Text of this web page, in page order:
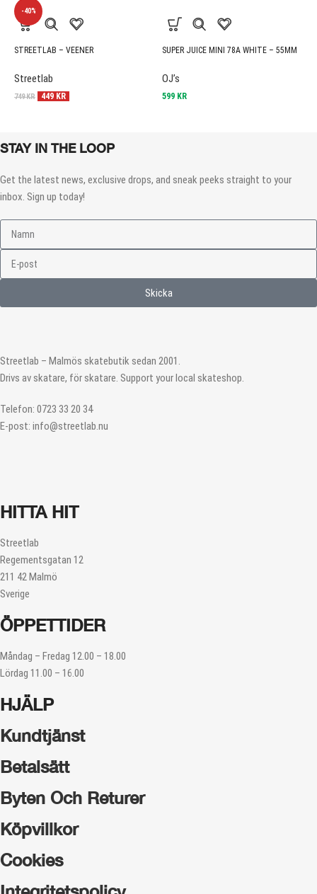
-40%
STREETLAB – VEENER
Streetlab
749KR 449 KR
SUPER JUICE MINI 78A WHITE – 55MM
OJ’s
599 KR
STAY IN THE LOOP
Get the latest news, exclusive drops, and sneak peeks straight to your
inbox. Sign up today!
Skicka
Streetlab – Malmös skatebutik sedan 2001.
Drivs av skatare, för skatare. Support your local skateshop.
Telefon: 0723 33 20 34
E-post: info@streetlab.nu
HITTA HIT
Streetlab
Regementsgatan 12
211 42 Malmö
Sverige
ÖPPETTIDER
Måndag – Fredag 12.00 – 18.00
Lördag 11.00 – 16.00
HJÄLP
Kundtjänst
Betalsätt
Byten Och Returer
Köpvillkor
Cookies